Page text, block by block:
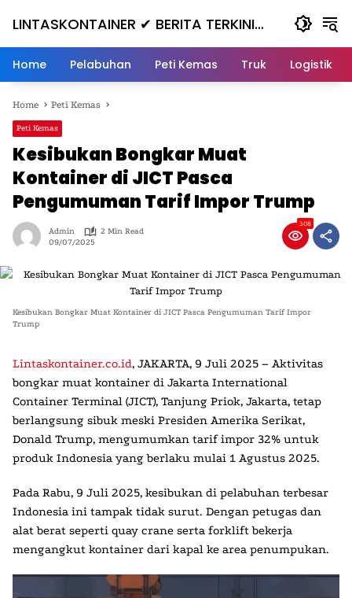
LINTASKONTAINER ✔ BERITA TERKINI
KONTAINER TERBARU HARI INI
Home Pelabuhan Peti Kemas Truk Logistik
Home Peti Kemas
Peti Kemas
Kesibukan Bongkar Muat
Kontainer di JICT Pasca
Pengumuman Tarif Impor Trump
Admin
2 Min Read
09/07/2025
308
Kesibukan Bongkar Muat Kontainer di JICT Pasca Pengumuman Tarif Impor
Trump
Lintaskontainer.co.id, JAKARTA, 9 Juli 2025 – Aktivitas
bongkar muat kontainer di Jakarta International
Container Terminal (JICT), Tanjung Priok, Jakarta, tetap
berlangsung sibuk meski Presiden Amerika Serikat,
Donald Trump, mengumumkan tarif impor 32% untuk
produk Indonesia yang berlaku mulai 1 Agustus 2025.
Pada Rabu, 9 Juli 2025, kesibukan di pelabuhan terbesar
Indonesia ini tampak tidak surut. Dengan petugas dan
alat berat seperti quay crane serta forklift bekerja
mengangkut kontainer dari kapal ke area penumpukan.